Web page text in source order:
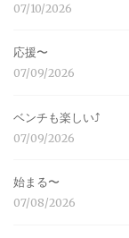
07/10/2026
応援〜
07/09/2026
ベンチも楽しい⤴︎
07/09/2026
始まる〜
07/08/2026